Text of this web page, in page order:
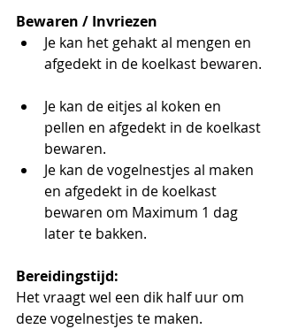
Bewaren / Invriezen
Je kan het gehakt al mengen en
afgedekt in de koelkast bewaren.
Je kan de eitjes al koken en
pellen en afgedekt in de koelkast
bewaren.
Je kan de vogelnestjes al maken
en afgedekt in de koelkast
bewaren om Maximum 1 dag
later te bakken.
Bereidingstijd:
Het vraagt wel een dik half uur om
deze vogelnestjes te maken.